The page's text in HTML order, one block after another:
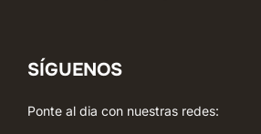
SÍGUENOS
Ponte al dia con nuestras redes: